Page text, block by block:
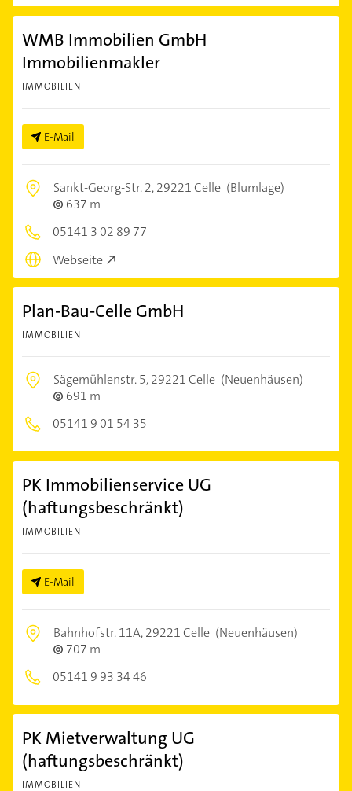
WMB Immobilien GmbH
Immobilienmakler
IMMOBILIEN
E-Mail
Sankt-Georg-Str. 2,29221 Celle (Blumlage)
637 m
05141 3 02 89 77
Webseite
Plan-Bau-Celle GmbH
IMMOBILIEN
Sägemühlenstr. 5,29221 Celle (Neuenhäusen)
691 m
05141 9 01 54 35
PK Immobilienservice UG
(haftungsbeschränkt)
IMMOBILIEN
E-Mail
Bahnhofstr. 11A,29221 Celle (Neuenhäusen)
707 m
05141 9 93 34 46
PK Mietverwaltung UG
(haftungsbeschränkt)
IMMOBILIEN